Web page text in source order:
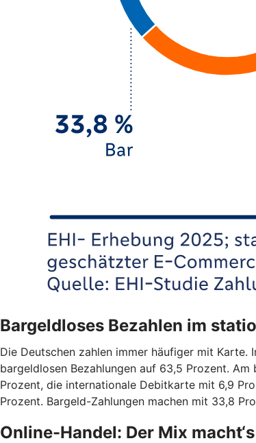
Bargeldloses Bezahlen im
Die Deutschen zahlen immer häufiger mit
bargeldlosen Bezahlungen auf 63,5 Prozent.
Prozent, die internationale Debitkarte mit 6,9
Prozent. Bargeld-Zahlungen machen mit 33,8
Online-Handel: Der Mix macht‘s